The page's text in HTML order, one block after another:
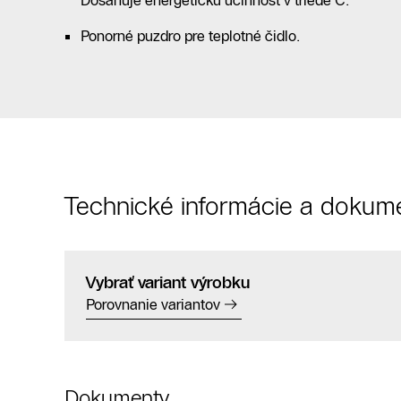
Ponorné puzdro pre teplotné čidlo.
Technické informácie a
Vybrať variant výrobku
Porovnanie variantov